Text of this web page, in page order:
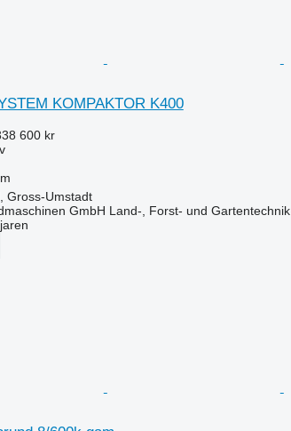
KOMPAKTOR K400
600 kr
Gross-Umstadt
GmbH Land-, Forst- und Gartentechnik